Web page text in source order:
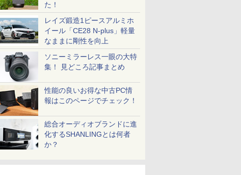
た！
レイズ鍛造1ピースアルミホ
イール「CE28 N-plus」軽量
なままに剛性を向上
ソニーミラーレス一眼の大特
集！ 見どころ記事まとめ
性能の良いお得な中古PC情
報はこのページでチェック！
総合オーディオブランドに進
化するSHANLINGとは何者
か？